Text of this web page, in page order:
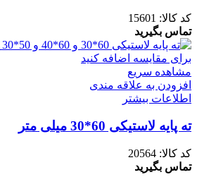
کد کالا: 15601
تماس بگیرید
برای مقایسه اضافه کنید
مشاهده سریع
افزودن به علاقه مندی
اطلاعات بیشتر
ته پایه لاستیکی 60*30 میلی متر
کد کالا: 20564
تماس بگیرید